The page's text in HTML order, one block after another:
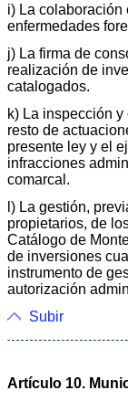
i) La colaboración
enfermedades
j) La firma de
realización de
catalogados.
k) La inspección
resto de
presente ley y el
infracciones
comarcal.
l) La gestión,
propietarios, de
Catálogo de
de inversiones
instrumento de
autorización
Subir
Artículo 10.